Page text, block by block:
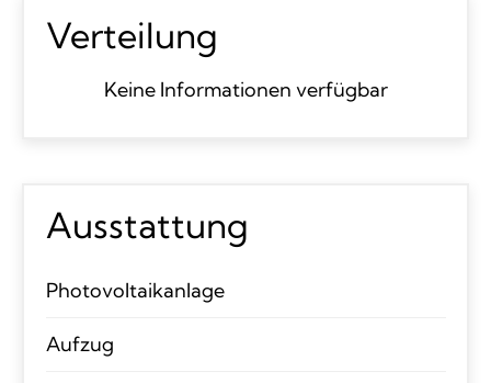
Verteilung
Keine Informationen verfügbar
Ausstattung
Photovoltaikanlage
Aufzug